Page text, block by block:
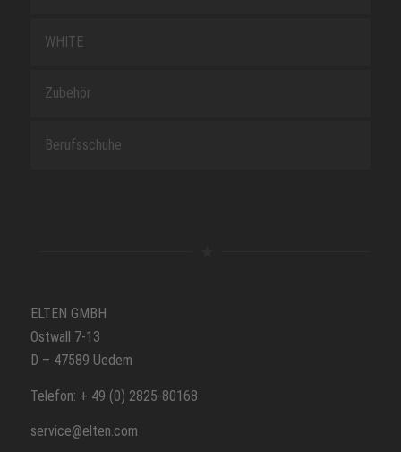
WHITE
Zubehör
Berufsschuhe
ELTEN GMBH
Ostwall 7-13
D – 47589 Uedem
Telefon: + 49 (0) 2825-80168
service@elten.com